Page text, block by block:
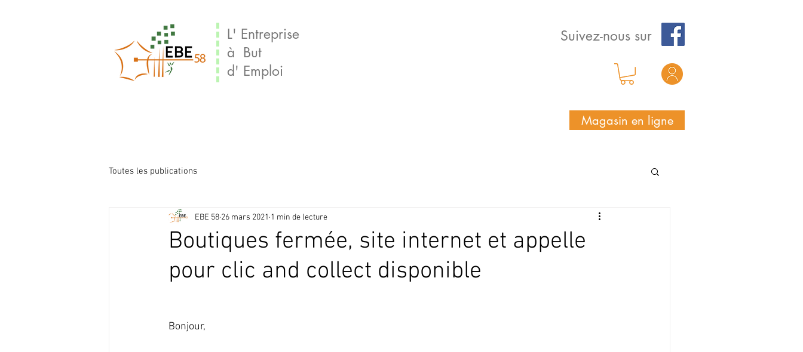
L' Entreprise
à But
d' Emploi
Suivez-nous sur
Magasin en ligne
Toutes les publications
Boutiques fermée, site internet et appelle
pour clic and collect disponible
EBE 58 26 mars 2021 1 min de lecture
Bonjour,